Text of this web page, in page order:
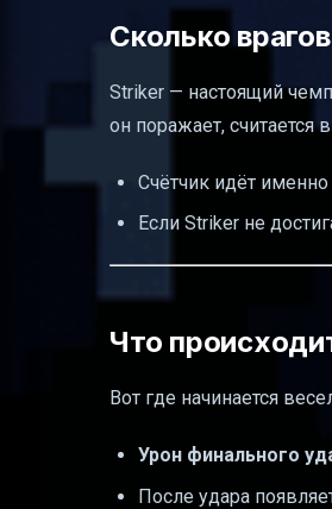
Сколько
Striker — настоящий
он поражает, считается
Счётчик идёт
Если Striker не
Что
Вот где начинается
Урон финального
После удара